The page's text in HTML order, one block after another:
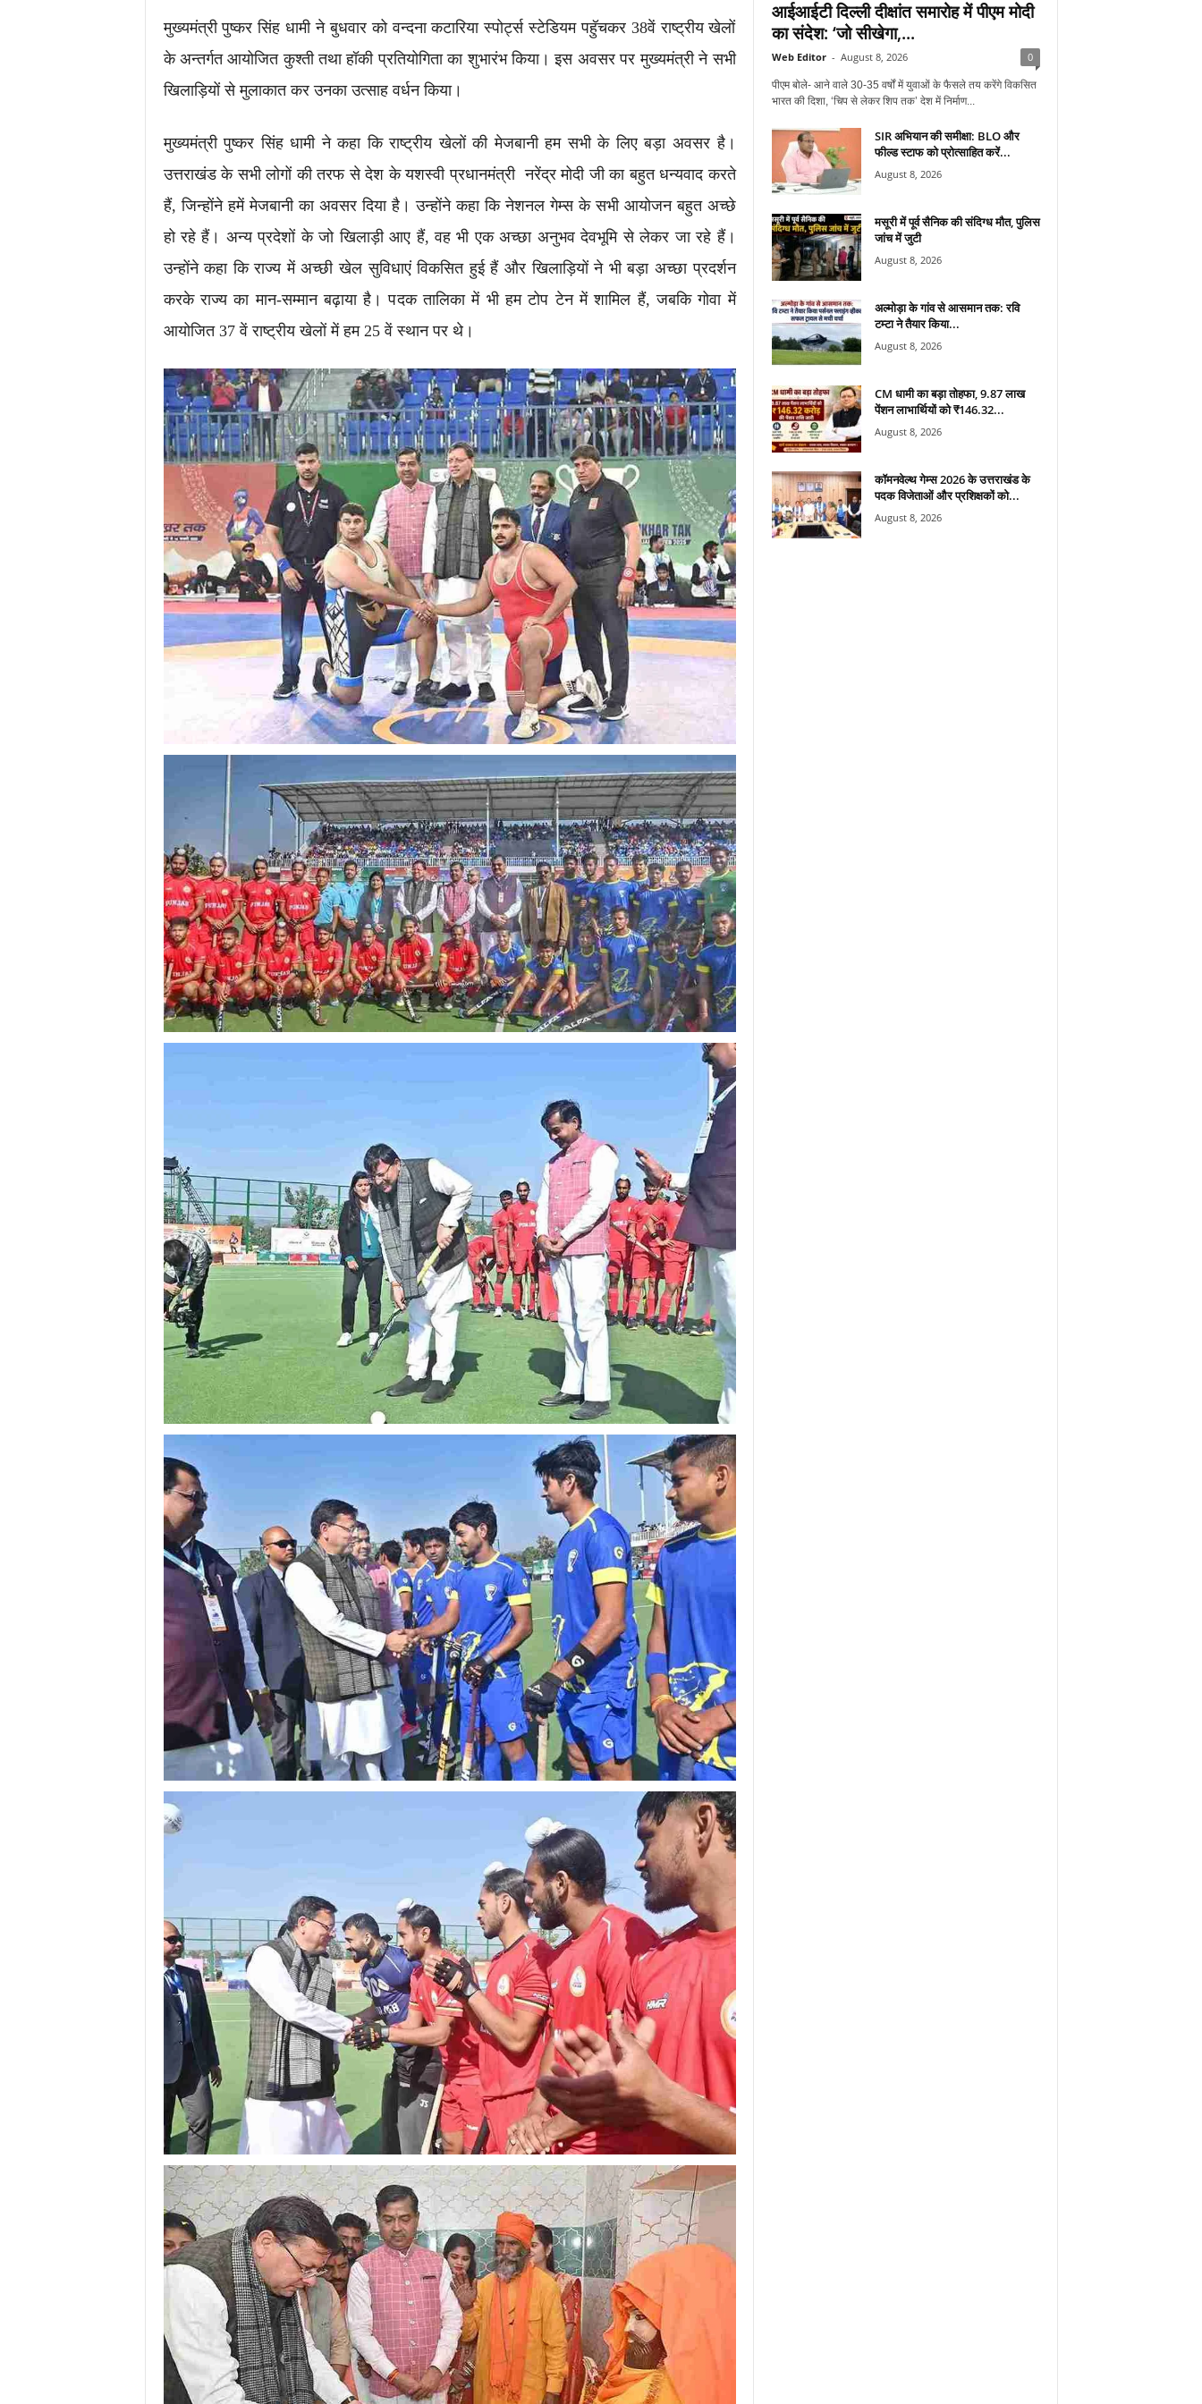
मुख्यमंत्री पुष्कर सिंह धामी ने बुधवार को वन्दना कटारिया स्पोर्ट्स स्टेडियम पहुॅचकर 38वें राष्ट्रीय खेलों
के अन्तर्गत आयोजित कुश्ती तथा हॉकी प्रतियोगिता का शुभारंभ किया। इस अवसर पर मुख्यमंत्री ने सभी
खिलाड़ियों से मुलाकात कर उनका उत्साह वर्धन किया।
मुख्यमंत्री पुष्कर सिंह धामी ने कहा कि राष्ट्रीय खेलों की मेजबानी हम सभी के लिए बड़ा अवसर है।
उत्तराखंड के सभी लोगों की तरफ से देश के यशस्वी प्रधानमंत्री नरेंद्र मोदी जी का बहुत धन्यवाद करते
हैं, जिन्होंने हमें मेजबानी का अवसर दिया है। उन्होंने कहा कि नेशनल गेम्स के सभी आयोजन बहुत अच्छे
हो रहे हैं। अन्य प्रदेशों के जो खिलाड़ी आए हैं, वह भी एक अच्छा अनुभव देवभूमि से लेकर जा रहे हैं।
उन्होंने कहा कि राज्य में अच्छी खेल सुविधाएं विकसित हुई हैं और खिलाड़ियों ने भी बड़ा अच्छा प्रदर्शन
करके राज्य का मान-सम्मान बढ़ाया है। पदक तालिका में भी हम टोप टेन में शामिल हैं, जबकि गोवा में
आयोजित 37 वें राष्ट्रीय खेलों में हम 25 वें स्थान पर थे।
आईआईटी दिल्ली दीक्षांत समारोह में पीएम मोदी
का संदेश: ‘जो सीखेगा,...
Web Editor - August 8, 2026 0
पीएम बोले- आने वाले 30-35 वर्षों में युवाओं के फैसले तय करेंगे विकसित
भारत की दिशा, ‘चिप से लेकर शिप तक’ देश में निर्माण...
SIR अभियान की समीक्षा: BLO और
फील्ड स्टाफ को प्रोत्साहित करें...
August 8, 2026
मसूरी में पूर्व सैनिक की संदिग्ध मौत, पुलिस
जांच में जुटी
August 8, 2026
अल्मोड़ा के गांव से आसमान तक: रवि
टम्टा ने तैयार किया...
August 8, 2026
CM धामी का बड़ा तोहफा, 9.87 लाख
पेंशन लाभार्थियों को ₹146.32...
August 8, 2026
कॉमनवेल्थ गेम्स 2026 के उत्तराखंड के
पदक विजेताओं और प्रशिक्षकों को...
August 8, 2026